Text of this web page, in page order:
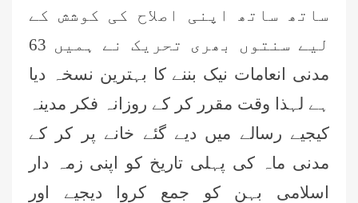
ساتھ ساتھ اپنی اصلاح کی کوشش کے
لیے سنتوں بھری تحریک نے ہمیں 63
مدنی انعامات نیک بننے کا بہترین نسخہ دیا
ہے لہذا وقت مقرر کر کے روزانہ فکر مدینہ
کیجیے رسالے میں دیے گئے خانے پر کر کے
مدنی ماہ کی پہلی تاریخ کو اپنی زمہ دار
اسلامی بہن کو جمع کروا دیجیے اور